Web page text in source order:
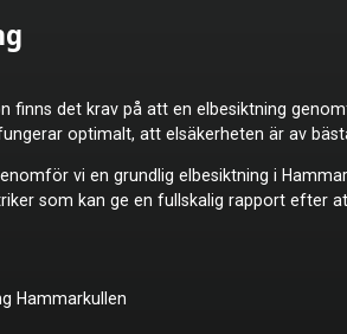
finns det krav på att en elbesiktning
optimalt, att elsäkerheten är av
vi en grundlig elbesiktning i
som kan ge en fullskalig rapport efter